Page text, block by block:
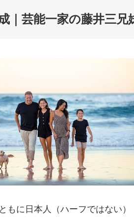
｜芸能一家の藤井三兄
もに日本人（ハーフではない）